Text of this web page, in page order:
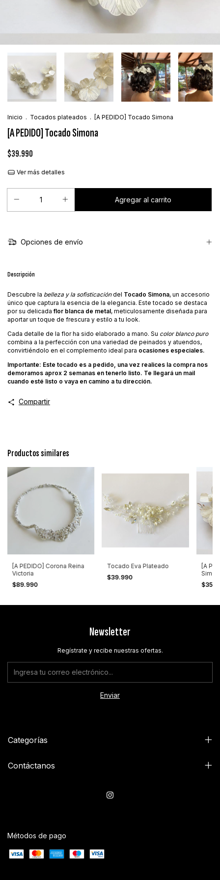
Inicio . Tocados plateados . [A PEDIDO] Tocado Simona
[A PEDIDO] Tocado Simona
$39.990
Ver más detalles
Opciones de envío
Descripción
Descubre la belleza y la sofisticacióndel Tocado Simona, un accesorio
único que captura la esencia de la elegancia. Este tocado se destaca
por su delicadaflor blanca de metal, meticulosamente diseñada para
aportar un toque de frescura y estilo a tu look.
Cada detalle de la flor ha sido elaborado a mano. Su color blanco puro
combina a la perfección con una variedad de peinados y atuendos,
convirtiéndolo en el complemento ideal para ocasiones especiales.
Importante: Este tocado es a pedido, una vez realices la compra nos
demoramos aprox 2 semanas en tenerlo listo. Te llegará un mail
cuando esté listo o vaya en camino a tu dirección.
Compartir
Productos similares
[A PEDIDO] Corona Reina
Victoria
$89.990
Tocado Eva Plateado
$39.990
[A
Newsletter
Regístrate y recibe nuestras ofertas.
Categorías
Contáctanos
Métodos de pago